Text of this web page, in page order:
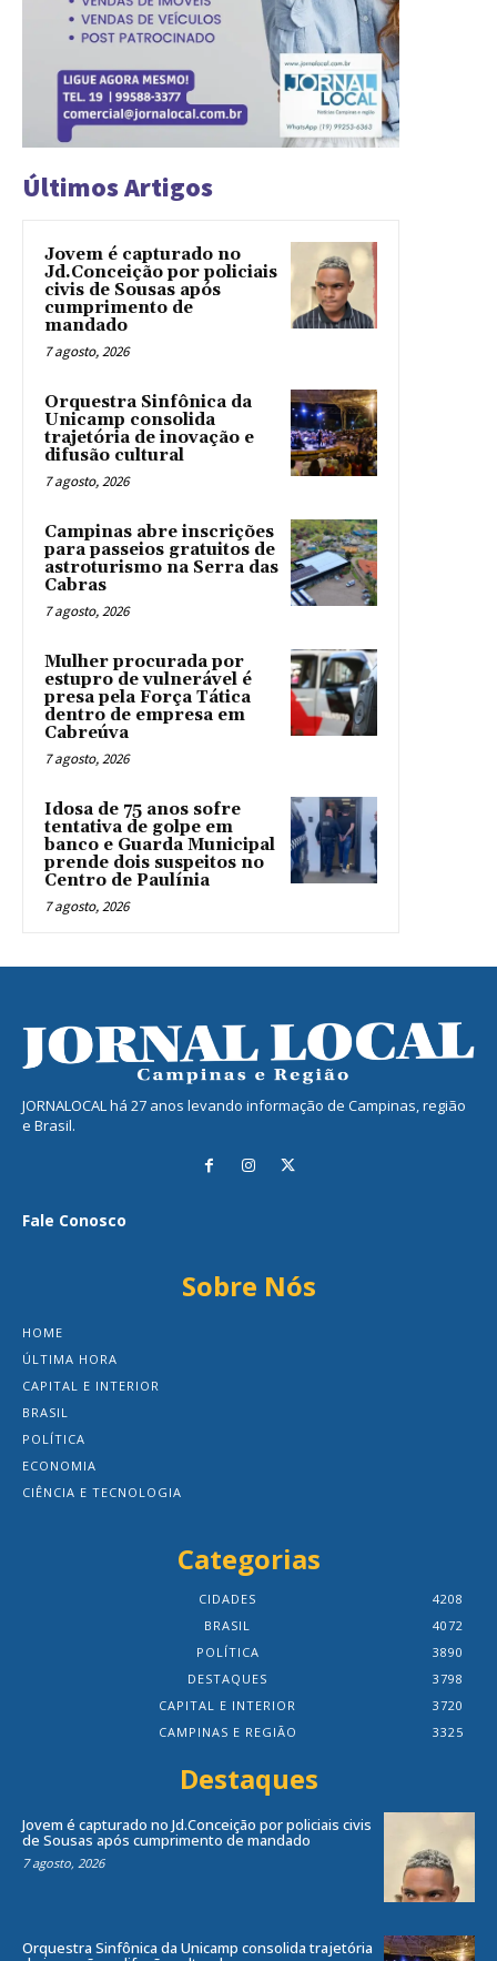
Últimos Artigos
Jovem é capturado no
Jd.Conceição por policiais
civis de Sousas após
cumprimento de
mandado
7 agosto, 2026
Orquestra Sinfônica da
Unicamp consolida
trajetória de inovação e
difusão cultural
7 agosto, 2026
Campinas abre inscrições
para passeios gratuitos de
astroturismo na Serra das
Cabras
7 agosto, 2026
Mulher procurada por
estupro de vulnerável é
presa pela Força Tática
dentro de empresa em
Cabreúva
7 agosto, 2026
Idosa de 75 anos sofre
tentativa de golpe em
banco e Guarda Municipal
prende dois suspeitos no
Centro de Paulínia
7 agosto, 2026
JORNALOCAL há 27 anos levando informação de Campinas, região
e Brasil.
Fale Conosco
Sobre Nós
HOME
ÚLTIMA HORA
CAPITAL E INTERIOR
BRASIL
POLÍTICA
ECONOMIA
CIÊNCIA E TECNOLOGIA
Categorias
CIDADES
4208
BRASIL
4072
POLÍTICA
3890
DESTAQUES
3798
CAPITAL E INTERIOR
3720
CAMPINAS E REGIÃO
3325
Destaques
Jovem é capturado no Jd.Conceição por policiais civis
de Sousas após cumprimento de mandado
7 agosto, 2026
Orquestra Sinfônica da Unicamp consolida trajetória